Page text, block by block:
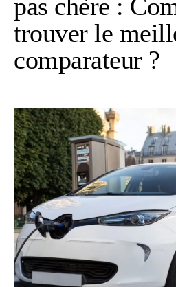
pas chère :
trouver le
comparateur ?